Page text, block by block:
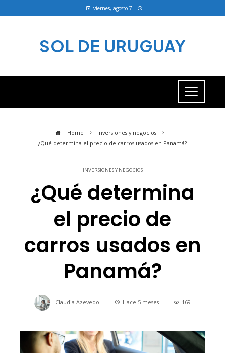
viernes, agosto 7
SOL DE URUGUAY
Home
Inversiones y negocios
¿Qué determina el precio de carros usados en Panamá?
INVERSIONES Y NEGOCIOS
¿Qué determina
el precio de
carros usados en
Panamá?
Claudia Azevedo Hace 5 meses 169